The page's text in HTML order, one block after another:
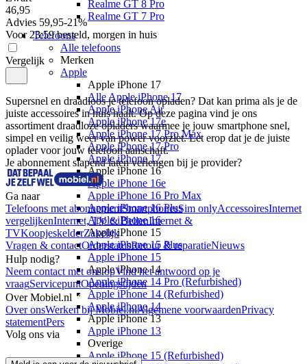
Realme GT 8 Pro
Realme GT 7 Pro
Telefoons
Alle telefoons
Merken
Apple
Apple iPhone 17
Alle Apple iPhone 17
Apple iPhone Air
Apple iPhone 17e
Apple iPhone 17 Pro Max
Apple iPhone 17 Pro
Apple iPhone 17
Apple iPhone 16
Apple iPhone 16e
Apple iPhone 16 Pro Max
Apple iPhone 16 Plus
Apple iPhone 16
Apple iPhone 15
Apple iPhone 15 Plus
Apple iPhone 15
Apple iPhone 14
Apple iPhone 14 Pro (Refurbished)
Apple iPhone 14 (Refurbished)
Apple iPhone 14
Apple iPhone 13
Apple iPhone 13
Overige
Apple iPhone 15 (Refurbished)
46,95
Advies 59,95-21%
Voor 23:59 besteld, morgen in huis
Vergelijk
Supersnel en draadloos je telefoon opladen? Dat kan prima als je de
juiste accessoires in huis haalt. Op deze pagina vind je ons
assortiment draadloze opladers waarmee je jouw smartphone snel,
simpel en veilig weer van power voorziet. Let erop dat je de juiste
oplader voor jouw telefoon aanschaft.
Je abonnement slapend laten verlengen bij je provider?
Ga naar
Telefoons met abonnementSmartphonesSim onlyAccessoiresInternet
vergelijkenInternet, TV & BellenInternet &
TVKoopjeskelderZakelijk
Vragen & contactOrderstatusRetour & reparatieNieuws
Hulp nodig?
Neem contact met ons opVind het antwoord op je
vraagServicepuntOpeningstijden
Over Mobiel.nl
Over onsWerken bij Mobiel.nlAlgemene voorwaardenPrivacy
statementPers
Volg ons via